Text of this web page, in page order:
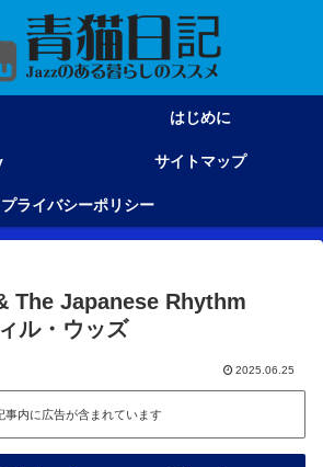
はじめに
サイトマップ
プライバシーポリシー
The Japanese Rhythm
ル・ウッズ
2025.06.25
事内に広告が含まれています